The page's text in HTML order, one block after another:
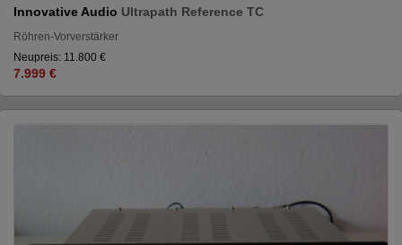
Innovative Audio Ultrapath Reference TC
Röhren-Vorverstärker
Neupreis: 11.800 €
7.999 €